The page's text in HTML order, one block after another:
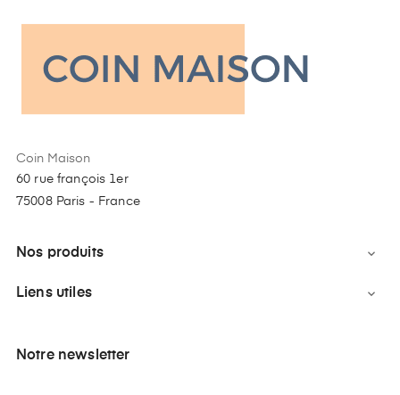
Coin Maison
60 rue françois 1er
75008 Paris - France
Nos produits 
Liens utiles 
Notre newsletter